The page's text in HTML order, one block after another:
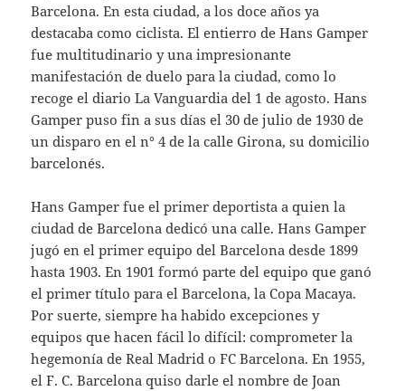
Barcelona. En esta ciudad, a los doce años ya
destacaba como ciclista. El entierro de Hans Gamper
fue multitudinario y una impresionante
manifestación de duelo para la ciudad, como lo
recoge el diario La Vanguardia del 1 de agosto. Hans
Gamper puso fin a sus días el 30 de julio de 1930 de
un disparo en el n° 4 de la calle Girona, su domicilio
barcelonés.
Hans Gamper fue el primer deportista a quien la
ciudad de Barcelona dedicó una calle. Hans Gamper
jugó en el primer equipo del Barcelona desde 1899
hasta 1903. En 1901 formó parte del equipo que ganó
el primer título para el Barcelona, la Copa Macaya.
Por suerte, siempre ha habido excepciones y
equipos que hacen fácil lo difícil: comprometer la
hegemonía de Real Madrid o FC Barcelona. En 1955,
el F. C. Barcelona quiso darle el nombre de Joan